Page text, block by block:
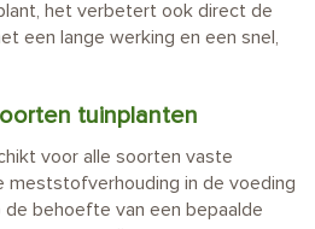
het verbetert ook direct de
een lange werking en een snel,
tuinplanten
voor alle soorten vaste
meststofverhouding in de voeding
behoefte van een bepaalde